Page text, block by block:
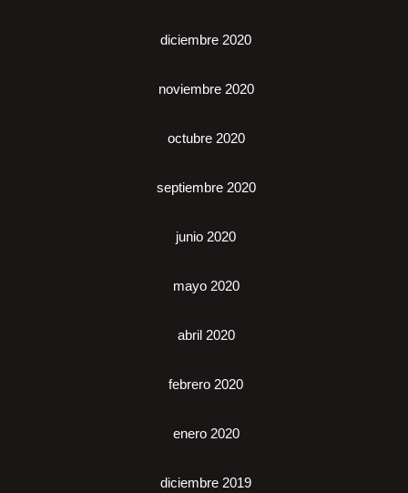
diciembre 2020
noviembre 2020
octubre 2020
septiembre 2020
junio 2020
mayo 2020
abril 2020
febrero 2020
enero 2020
diciembre 2019